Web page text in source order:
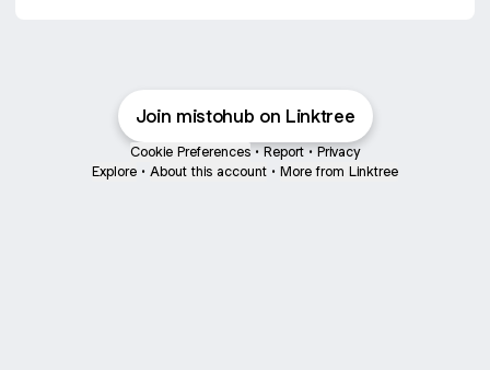
Join mistohub on Linktree
Cookie Preferences • Report • Privacy
Explore • About this account • More from Linktree